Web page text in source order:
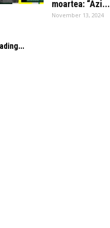
moartea: “Azi...
November 13, 2024